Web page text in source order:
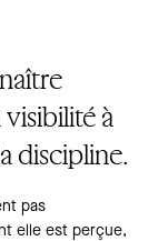
à
discipline.
pas
elle est perçue,